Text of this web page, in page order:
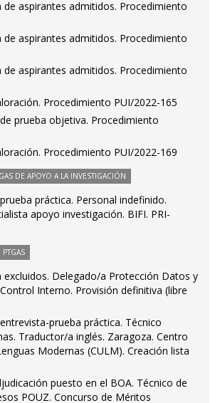
de aspirantes admitidos. Procedimiento
de aspirantes admitidos. Procedimiento
de aspirantes admitidos. Procedimiento
Procedimiento PUI/2022-165
prueba objetiva. Procedimiento
Procedimiento PUI/2022-169
DE APOYO A LA INVESTIGACIÓN
práctica. Personal indefinido.
apoyo investigación. BIFI. PRI-
excluidos. Delegado/a Protección Datos y
Interno. Provisión definitiva (libre
prueba práctica. Técnico
Traductor/a inglés. Zaragoza. Centro
Modernas (CULM). Creación lista
puesto en el BOA. Técnico de
POUZ. Concurso de Méritos